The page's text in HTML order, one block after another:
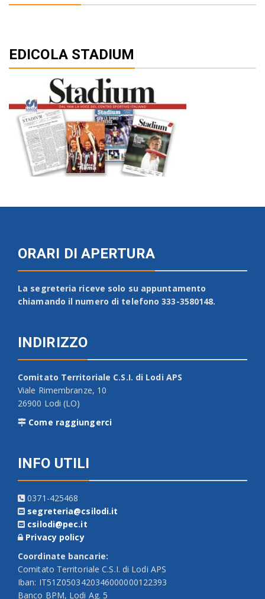
EDICOLA STADIUM
ORARI DI APERTURA
La segreteria riceve solo su appuntamento
chiamando il numero di telefono 333-3580148.
INDIRIZZO
Comitato Territoriale C.S.I. di Lodi APS
Viale Rimembranze, 10
26900 Lodi (LO)
Come raggiungerci
INFO UTILI
0371-425468
segreteria@csilodi.it
csilodi@pec.it
Privacy policy
Coordinate bancarie:
Comitato Territoriale C.S.I. di Lodi APS
Iban: IT51Z0503420346000000122393
Banco BPM, Lodi Ag. 5